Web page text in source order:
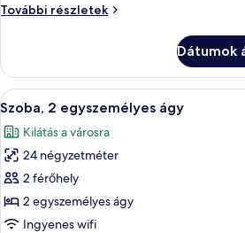
king
franciaágy
(Castle
View
)
További részletek
Szoba,
méretű)
franciaágy
(Castle
további
részletei
Dátumok
A
következő
szoba
összes
képének
megtekintése:
Szoba,
Egy
7
Szoba, 2 egyszemélyes ágy
Kilátás a városra
24 négyzetméter
2 férőhely
2 egyszemélyes ágy
Ingyenes wifi